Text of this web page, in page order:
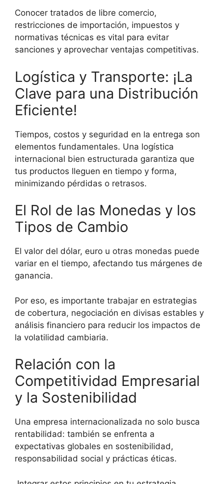
Conocer tratados de libre comercio,
restricciones de importación, impuestos y
normativas técnicas es vital para evitar
sanciones y aprovechar ventajas competitivas.
Logística y Transporte: ¡La
Clave para una Distribución
Eficiente!
Tiempos, costos y seguridad en la entrega son
elementos fundamentales. Una logística
internacional bien estructurada garantiza que
tus productos lleguen en tiempo y forma,
minimizando pérdidas o retrasos.
El Rol de las Monedas y los
Tipos de Cambio
El valor del dólar, euro u otras monedas puede
variar en el tiempo, afectando tus márgenes de
ganancia.
Por eso, es importante trabajar en estrategias
de cobertura, negociación en divisas estables y
análisis financiero para reducir los impactos de
la volatilidad cambiaria.
Relación con la
Competitividad Empresarial
y la Sostenibilidad
Una empresa internacionalizada no solo busca
rentabilidad: también se enfrenta a
expectativas globales en sostenibilidad,
responsabilidad social y prácticas éticas.